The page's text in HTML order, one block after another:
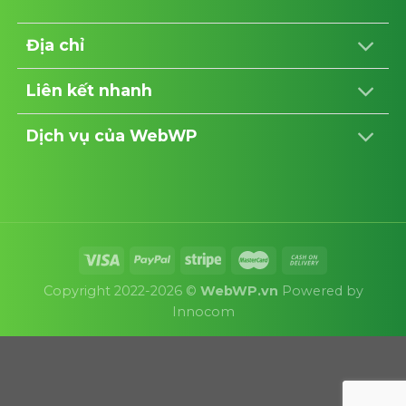
Địa chỉ
Liên kết nhanh
Dịch vụ của WebWP
Copyright 2022-2026 © WebWP.vn Powered by
Innocom